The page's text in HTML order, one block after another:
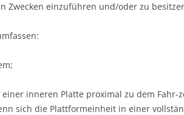
Zwecken einzuführen und/oder zu
inneren Platte proximal zu dem Fahr-
sich die Plattformeinheit in einer